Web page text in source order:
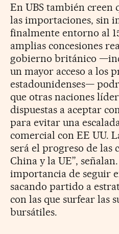
En UBS también creen
las importaciones, sin
finalmente entorno al
amplias concesiones
gobierno británico
un mayor acceso a los
estadounidenses—
que otras naciones
dispuestas a aceptar
para evitar una
comercial con EE UU.
será el progreso de las
China y la UE”,
importancia de seguir
sacando partido a
con las que surfear las
bursátiles.